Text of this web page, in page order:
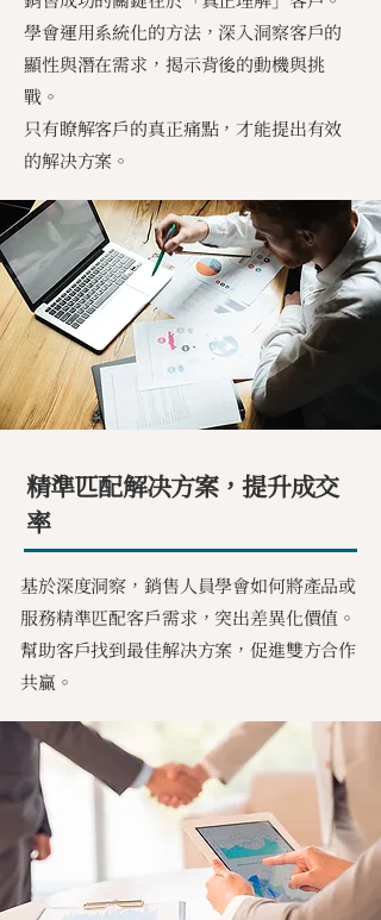
學會運用系統化的方法，深入洞察客戶的
顯性與潛在需求，揭示背後的動機與挑
戰。
只有瞭解客戶的真正痛點，才能提出有效
的解决方案。
精準匹配解决方案，提升成交
率
基於深度洞察，銷售人員學會如何將產品或
服務精準匹配客戶需求，突出差異化價值。
幫助客戶找到最佳解决方案，促進雙方合作
共贏。